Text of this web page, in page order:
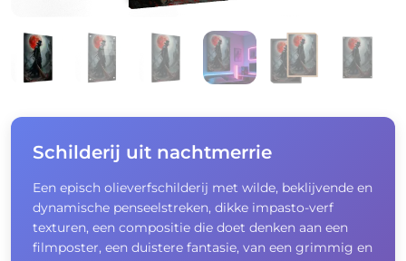
Schilderij uit nachtmerrie
Een episch olieverfschilderij met wilde, beklijvende en
dynamische penseelstreken, dikke impasto-verf
texturen, een compositie die doet denken aan een
filmposter, een duistere fantasie, van een grimmig en